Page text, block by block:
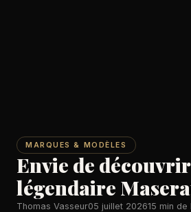
MARQUES & MODÈLES
Envie de
légendaire
Thomas Vasseur05 juillet 202615 min de